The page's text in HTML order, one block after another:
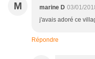
M marine D 03/01/
j'avais adoré ce
Répondre